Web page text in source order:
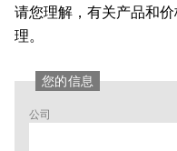
请您理解，有关产品和
理。
您的信息
公司